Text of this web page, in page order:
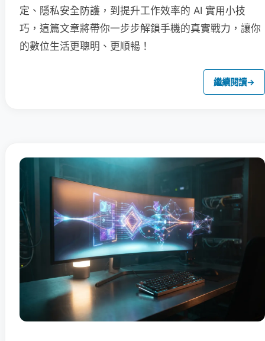
定、隱私安全防護，到提升工作效率的 AI 實用小技
巧，這篇文章將帶你一步步解鎖手機的真實戰力，讓你
的數位生活更聰明、更順暢！
繼續閱讀→